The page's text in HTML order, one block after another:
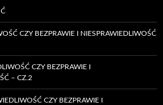
CZY BEZPRAWIE I NIESPRAWIEDLIWOŚĆ
CZY BEZPRAWIE I
– CZ.2
CZY BEZPRAWIE I